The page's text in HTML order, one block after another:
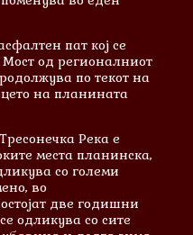
пат кој се
од регионалниот
по текот на
на планината
Река е
места планинска,
со големи
во
две годишни
одликува со сите